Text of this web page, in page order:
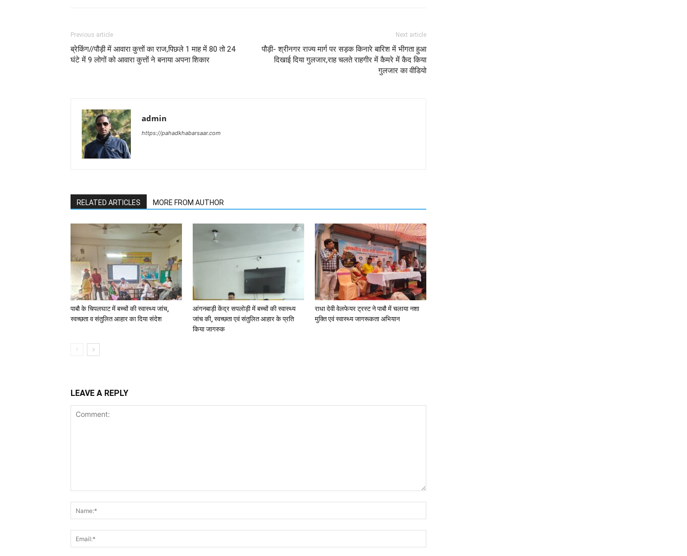
Previous article
ब्रेकिंग//पौड़ी में आवारा कुत्तों का राज,पिछले 1 माह में 80 तो 24
घंटे में 9 लोगों को आवारा कुत्तों ने बनाया अपना शिकार
Next article
पौड़ी- श्रीनगर राज्य मार्ग पर सड़क किनारे बारिश में भीगता हुआ
दिखाई दिया गुलजार,राह चलते राहगीर में कैमरे में कैद किया
गुलजार का वीडियो
admin
https://pahadkhabarsaar.com
RELATED ARTICLES MORE FROM AUTHOR
पाबौ के चिपलघाट में बच्चों की स्वास्थ्य जांच,
स्वच्छता व संतुलित आहार का दिया संदेश
आंगनबाड़ी केंद्र सपलोड़ी में बच्चों की स्वास्थ्य
जांच की, स्वच्छता एवं संतुलित आहार के प्रति
किया जागरुक
राधा देवी वेलफेयर ट्रस्ट ने पाबौ में चलाया नशा
मुक्ति एवं स्वास्थ्य जागरूकता अभियान
LEAVE A REPLY